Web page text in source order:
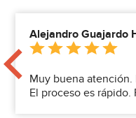
Alejandro Guajardo
Muy buena
El proceso es rápido.